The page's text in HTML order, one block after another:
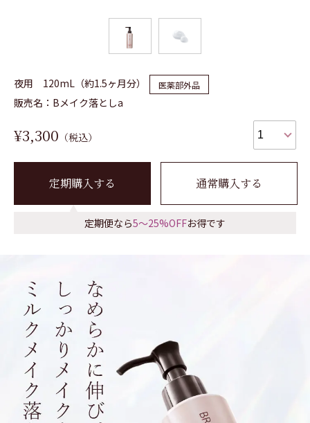
夜用 120mL（約1.5ヶ月分） 医薬部外品
販売名：Bメイク落としa
¥3,300 （税込）
定期購入する 通常購入する
定期便なら5～25%OFFお得です